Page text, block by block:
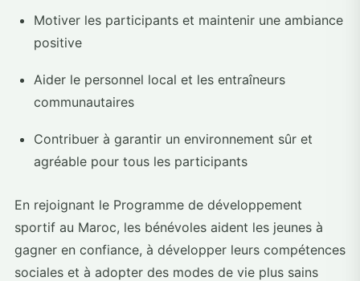
Motiver les participants et maintenir une ambiance
positive
Aider le personnel local et les entraîneurs
communautaires
Contribuer à garantir un environnement sûr et
agréable pour tous les participants
En rejoignant le Programme de développement
sportif au Maroc, les bénévoles aident les jeunes à
gagner en confiance, à développer leurs compétences
sociales et à adopter des modes de vie plus sains